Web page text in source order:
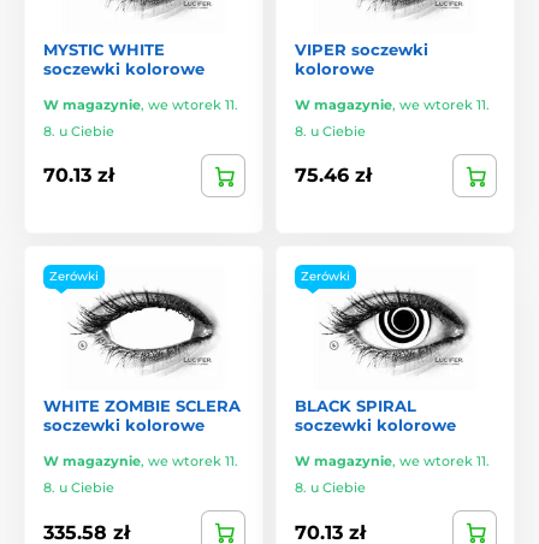
MYSTIC WHITE
soczewki kolorowe
W magazynie, we wtorek 11.
8. u Ciebie
70.13 zł
VIPER soczewki
kolorowe
W magazynie, we wtorek 11.
8. u Ciebie
75.46 zł
Zerówki
WHITE ZOMBIE SCLERA
soczewki kolorowe
W magazynie, we wtorek 11.
8. u Ciebie
335.58 zł
Zerówki
BLACK SPIRAL
soczewki kolorowe
W magazynie, we wtorek 11.
8. u Ciebie
70.13 zł